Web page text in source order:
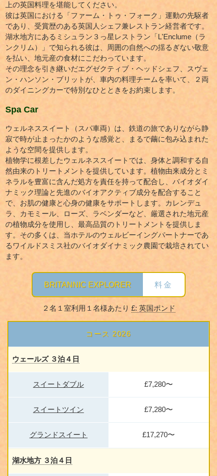
上の英国料理を堪能してください。
彼は英国における「ファーム・トゥ・フォーク」運動の先駆者
であり、受賞歴のある英国人シェフ兼レストラン経営者です。
湖水地方にあるミシュラン３っ星レストラン「L'Enclume（ラ
ンクリム）」で知られる彼は、周囲の自然への揺るぎない敬意
を払い、地元産の食材にこだわっています。
その理念を引き継いだエグゼクティブ・ヘッドシェフ、スヴェ
ン・ハンソン・ブリットが、車内の料理チームを率いて、２両
のダイニングカーで特別なひとときをお約束します。
Spa Car
ウェルネススイート（スパ車両）は、鉄道の旅でありながら静
寂で時が止まったかのような感覚と、まるで繭に包み込まれた
ような空間を提供します。
植物学に根差したウェルネススイートでは、身体と調和する自
然由来のトリートメントを提供しています。植物由来成分とミ
ネラルを豊富に含んだ処方を責任を持って配合し、バイオダイ
ナミック理論と先進のバイオアクティブ成分を配合すること
で、お肌の健康と心身の健康をサポートします。カレンデュ
ラ、カモミール、ローズ、ラベンダーなど、厳選された地元産
の植物成分を使用し、最高品質のトリートメントを提供しま
す。その多くは、当ホテルのウェルビーイングパートナーであ
るワイルドスミス社のバイオダイナミック農園で栽培されてい
ます。
BRITANNIC EXPLORER 料金
２名１室利用１名様あたり £: 英国ポンド
コース 2026
ウェールズ ３泊４日
スイートダブル £7,280〜
スイートツイン £7,280〜
グランドスイート £17,270〜
湖水地方 ３泊４日